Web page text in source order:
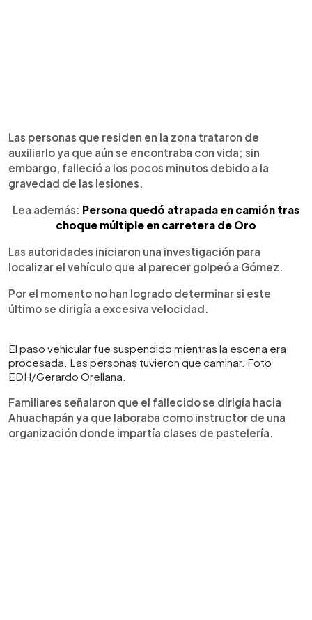
Las personas que residen en la zona trataron de
auxiliarlo ya que aún se encontraba con vida; sin
embargo, falleció a los pocos minutos debido a la
gravedad de las lesiones.
Lea además: Persona quedó atrapada en camión tras
choque múltiple en carretera de Oro
Las autoridades iniciaron una investigación para
localizar el vehículo que al parecer golpeó a Gómez.
Por el momento no han logrado determinar si este
último se dirigía a excesiva velocidad.
El paso vehicular fue suspendido mientras la escena era
procesada. Las personas tuvieron que caminar. Foto
EDH/Gerardo Orellana.
Familiares señalaron que el fallecido se dirigía hacia
Ahuachapán ya que laboraba como instructor de una
organización donde impartía clases de pastelería.